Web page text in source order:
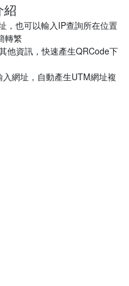
紹
，也可以輸入IP查詢所在位置
轉繁
他資訊，快速產生QRCode下
網址，自動產生UTM網址複